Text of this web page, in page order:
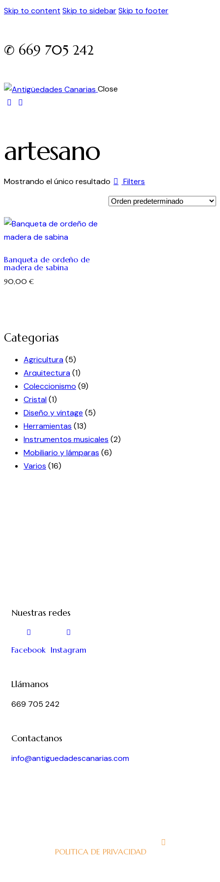
Skip to content Skip to sidebarSkip to footer
✆ 669 705 242
Close
artesano
Mostrando el único resultado Filters
Banqueta de ordeño de
madera de sabina
90,00 €
Categorias
Agricultura(5)
Arquitectura(1)
Coleccionismo (9)
Cristal(1)
Diseño y vintage (5)
Herramientas (13)
Instrumentos musicales (2)
Mobiliario y lámparas (6)
Varios (16)
Nuestras redes
Facebook Instagram
Llámanos
669 705 242
Contactanos
info@antiguedadescanarias.com
POLITICA DE PRIVACIDAD